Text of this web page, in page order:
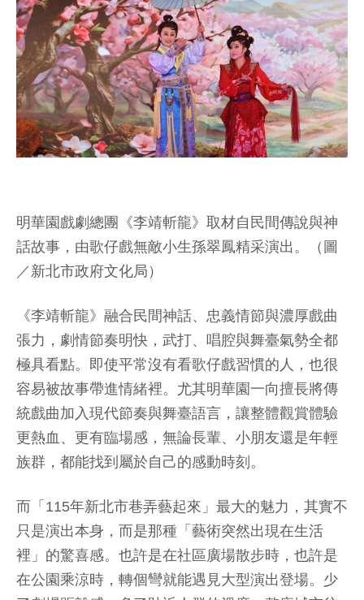
明華園戲劇總團《李靖斬龍》取材自民間傳說與神
話故事，由歌仔戲無敵小生孫翠鳳精采演出。（圖
／新北市政府文化局）
《李靖斬龍》融合民間神話、忠義情節與濃厚戲曲
張力，劇情節奏明快，武打、唱腔與舞臺氣勢全都
極具看點。即使平常沒有看歌仔戲習慣的人，也很
容易被故事帶進情緒裡。尤其明華園一向擅長將傳
統戲曲加入現代節奏與舞臺語言，讓整體觀賞體驗
更熱血、更有臨場感，無論長輩、小朋友還是年輕
族群，都能找到屬於自己的感動時刻。
而「115年新北市巷弄藝起來」最大的魅力，其實不
只是演出本身，而是那種「藝術突然出現在生活
裡」的驚喜感。也許是在社區廣場散步時，也許是
在公園乘涼時，轉個彎就能遇見大型演出登場。少